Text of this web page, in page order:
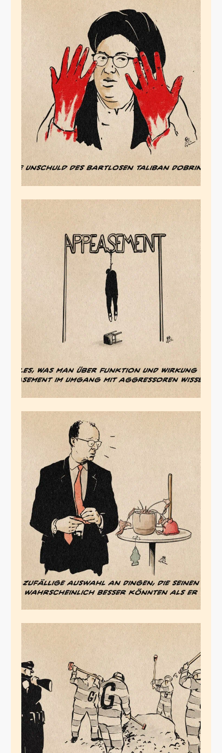
Der bartlose Taliban
Januar 21, 2026
Appeasementpolitiker
Januar 21, 2026
Der
Wirtschaftsinkompetente
Januar 20, 2026
Strafen statt Helfen
Januar 19, 2026